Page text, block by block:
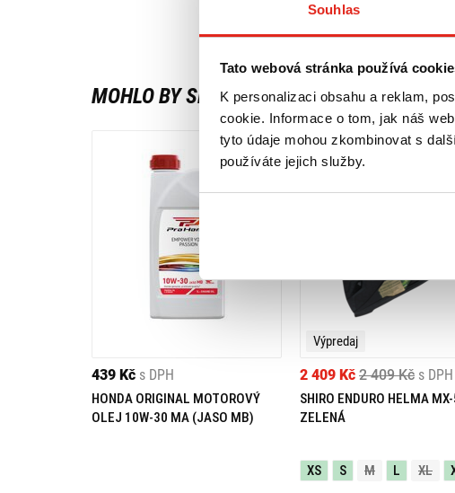
Souhlas
Tato webová stránka používá
K personalizaci obsahu a reklam,
cookie. Informace o tom, jak náš
tyto údaje mohou zkombinovat s
používáte jejich služby.
MOHLO BY SE VÁM LÍBIT
439 Kč s DPH
HONDA ORIGINAL MOTOROVÝ
OLEJ 10W-30 MA (JASO MB)
Výpredaj
2 409 Kč
2 409 Kč s DPH
SHIRO ENDURO HELMA
ZELENÁ
XS S M L XL